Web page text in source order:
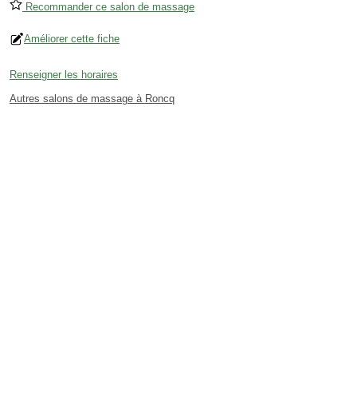
Recommander ce salon de massage
Améliorer cette fiche
Renseigner les horaires
Autres salons de massage à Roncq